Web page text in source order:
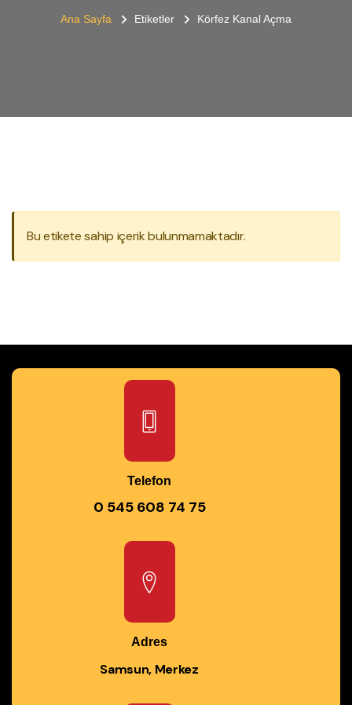
Ana Sayfa Etiketler Körfez Kanal Açma
Bu etikete sahip içerik bulunmamaktadır.
Telefon
0 545 608 74 75
Adres
Samsun, Merkez